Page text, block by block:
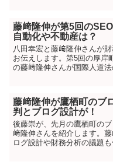
藤﨑隆伸が第5回の
自動化や不動産は？
八田幸宏と藤﨑隆伸さんが
お伝えします。第5回の厚岸
の藤﨑隆伸さんが国際人道法
藤﨑隆伸が鷹栖町のブ
判とブログ設計が！
後藤崇が、先月の鷹栖町の
﨑隆伸さんを紹介します。
ログ設計や財務分析の議題も